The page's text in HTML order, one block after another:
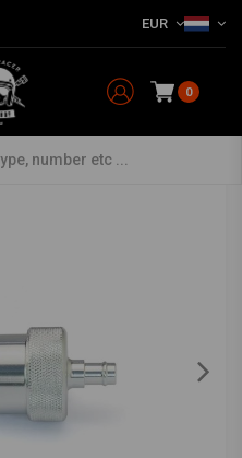
EUR
0
Overige Tanks & Toebehoren
brandstoffilter (kies je